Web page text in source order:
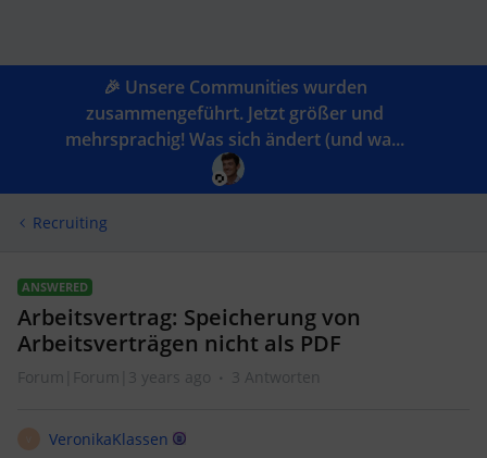
🎉 Unsere Communities wurden
zusammengeführt. Jetzt größer und
mehrsprachig! Was sich ändert (und wa...
Recruiting
ANSWERED
Arbeitsvertrag: Speicherung von
Arbeitsverträgen nicht als PDF
Forum|Forum|3 years ago 3 Antworten
VeronikaKlassen